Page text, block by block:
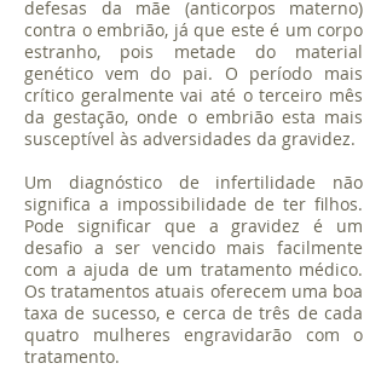
defesas da mãe (anticorpos materno)
contra o embrião, já que este é um corpo
estranho, pois metade do material
genético vem do pai. O período mais
crítico geralmente vai até o terceiro mês
da gestação, onde o embrião esta mais
susceptível às adversidades da gravidez.
Um diagnóstico de infertilidade não
significa a impossibilidade de ter filhos.
Pode significar que a gravidez é um
desafio a ser vencido mais facilmente
com a ajuda de um tratamento médico.
Os tratamentos atuais oferecem uma boa
taxa de sucesso, e cerca de três de cada
quatro mulheres engravidarão com o
tratamento.